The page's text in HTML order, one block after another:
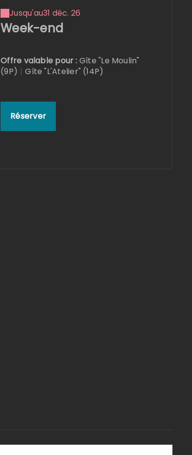
Jusqu'au31 déc. 26
Week-end
Offre valable pour : Gîte "Le Moulin"
(9P) | Gîte "L'Atelier" (14P)
Réserver